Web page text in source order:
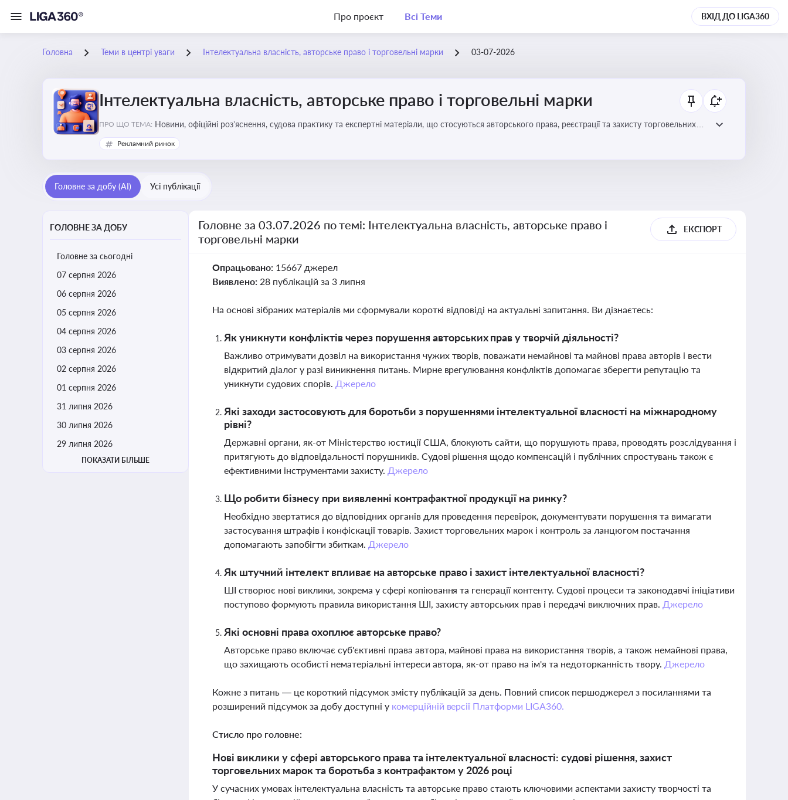
Про проєкт Всі Теми ВХІД ДО LIGA360
Головна Теми в центрі уваги Інтелектуальна власність, авторське право і торговельні марки 03-07-2026
Інтелектуальна власність, авторське право і торговельні марки
ПРО ЩО ТЕМА: Новини, офіційні роз’яснення, судова практику та експертні матеріали, що стосуються авторського права, реєстрації та захисту торговельних
марок, боротьби з порушеннями прав інтелектуальної власності, а також змін у законодавстві у цій сфері
Рекламний ринок
Головне за добу (AI) Усі публікації
ГОЛОВНЕ ЗА ДОБУ
Головне за сьогодні
07 серпня 2026
06 серпня 2026
05 серпня 2026
04 серпня 2026
03 серпня 2026
02 серпня 2026
01 серпня 2026
31 липня 2026
30 липня 2026
29 липня 2026
ПОКАЗАТИ БІЛЬШЕ
Головне за 03.07.2026 по темі: Інтелектуальна власність, авторське право і
торговельні марки
ЕКСПОРТ
Опрацьовано: 15667 джерел
Виявлено: 28 публікацій за 3 липня
На основі зібраних матеріалів ми сформували короткі відповіді на актуальні запитання. Ви дізнаєтесь:
Як уникнути конфліктів через порушення авторських прав у творчій діяльності?
Важливо отримувати дозвіл на використання чужих творів, поважати немайнові та майнові права авторів і вести
відкритий діалог у разі виникнення питань. Мирне врегулювання конфліктів допомагає зберегти репутацію та
уникнути судових спорів. Джерело
Які заходи застосовують для боротьби з порушеннями інтелектуальної власності на міжнародному
рівні?
Державні органи, як-от Міністерство юстиції США, блокують сайти, що порушують права, проводять розслідування і
притягують до відповідальності порушників. Судові рішення щодо компенсацій і публічних спростувань також є
ефективними інструментами захисту. Джерело
Що робити бізнесу при виявленні контрафактної продукції на ринку?
Необхідно звертатися до відповідних органів для проведення перевірок, документувати порушення та вимагати
застосування штрафів і конфіскації товарів. Захист торговельних марок і контроль за ланцюгом постачання
допомагають запобігти збиткам. Джерело
Як штучний інтелект впливає на авторське право і захист інтелектуальної власності?
ШІ створює нові виклики, зокрема у сфері копіювання та генерації контенту. Судові процеси та законодавчі ініціативи
поступово формують правила використання ШІ, захисту авторських прав і передачі виключних прав. Джерело
Які основні права охоплює авторське право?
Авторське право включає суб'єктивні права автора, майнові права на використання творів, а також немайнові права,
що захищають особисті нематеріальні інтереси автора, як-от право на ім'я та недоторканність твору. Джерело
Кожне з питань — це короткий підсумок змісту публікацій за день. Повний список першоджерел з посиланнями та
розширений підсумок за добу доступні у комерційній версії Платформи LIGA360.
Стисло про головне:
Нові виклики у сфері авторського права та інтелектуальної власності: судові рішення, захист
торговельних марок та боротьба з контрафактом у 2026 році
У сучасних умовах інтелектуальна власність та авторське право стають ключовими аспектами захисту творчості та